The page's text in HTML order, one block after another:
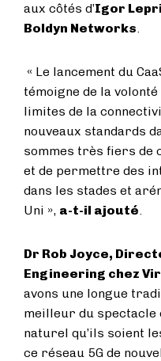
aux côtés d’Igor
Boldyn Networks.
« Le lancement du
témoigne de la
limites de la
nouveaux standards
sommes très fiers de
et de permettre des
dans les stades et
Uni », a-t-il ajouté.
Dr Rob Joyce,
Engineering chez
avons une longue
meilleur du spectacle
naturel qu’ils soient
ce réseau 5G de